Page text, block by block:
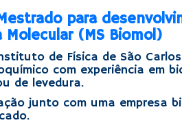
para
(MS Biomol)
de Física de São
com experiência em
de levedura.
junto com uma empresa